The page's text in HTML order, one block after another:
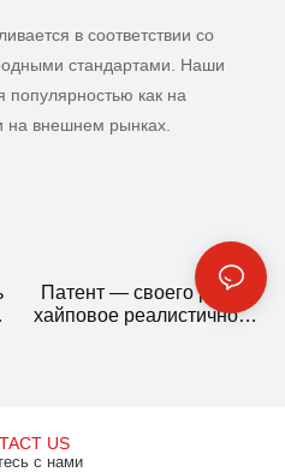
в соответствии со
стандартами. Наши
популярностью как на
на внешнем рынках.
Патент — своего рода
хайповое реалистичное
US
с нами